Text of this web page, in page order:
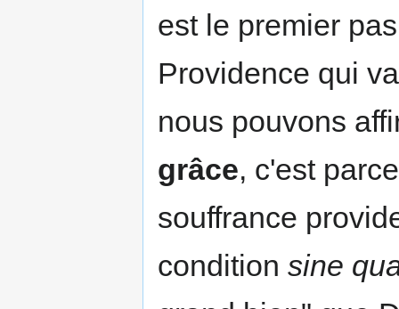
est le premier
Providence qui
nous pouvons
grâce, c'est
souffrance
condition sine